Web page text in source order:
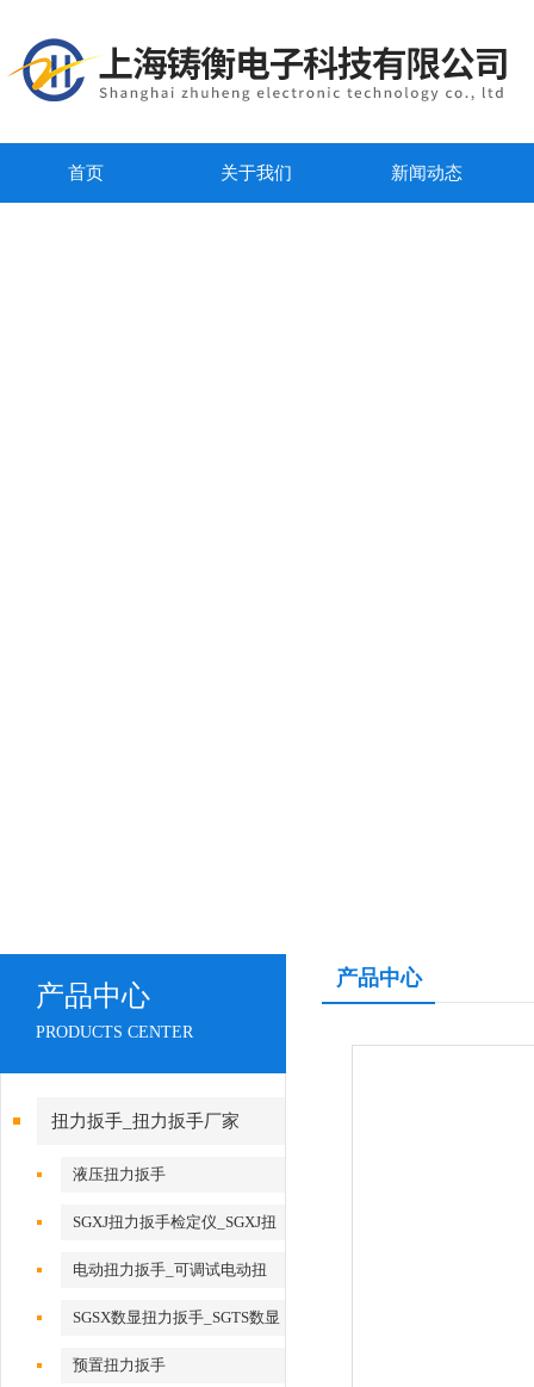
首页 关于我们 新闻动态
产品中心
PRODUCTS CENTER
扭力扳手_扭力扳手厂家
液压扭力扳手
SGXJ扭力扳手检定仪_SGXJ扭
矩扳手检定仪
电动扭力扳手_可调试电动扭
SGSX数显扭力扳手_SGTS数显
扭力扳手
预置扭力扳手
产品中心